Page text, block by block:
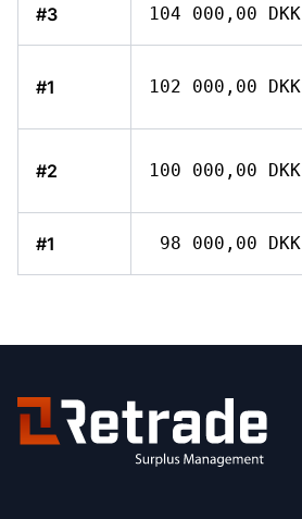
#3 104 000,00 DKK
#1 102 000,00 DKK
#2 100 000,00 DKK
#1 98 000,00 DKK